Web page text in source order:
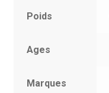
Poids
Ages
Marques